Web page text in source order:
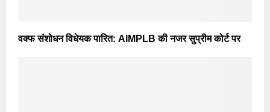
वक्फ संशोधन विधेयक पारित: AIMPLB की नजर सुप्रीम कोर्ट पर